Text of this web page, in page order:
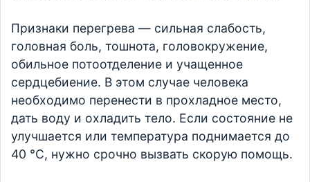
Признаки перегрева — сильная слабость,
головная боль, тошнота, головокружение,
обильное потоотделение и учащенное
сердцебиение. В этом случае человека
необходимо перенести в прохладное место,
дать воду и охладить тело. Если состояние не
улучшается или температура поднимается до
40 °C, нужно срочно вызвать скорую помощь.